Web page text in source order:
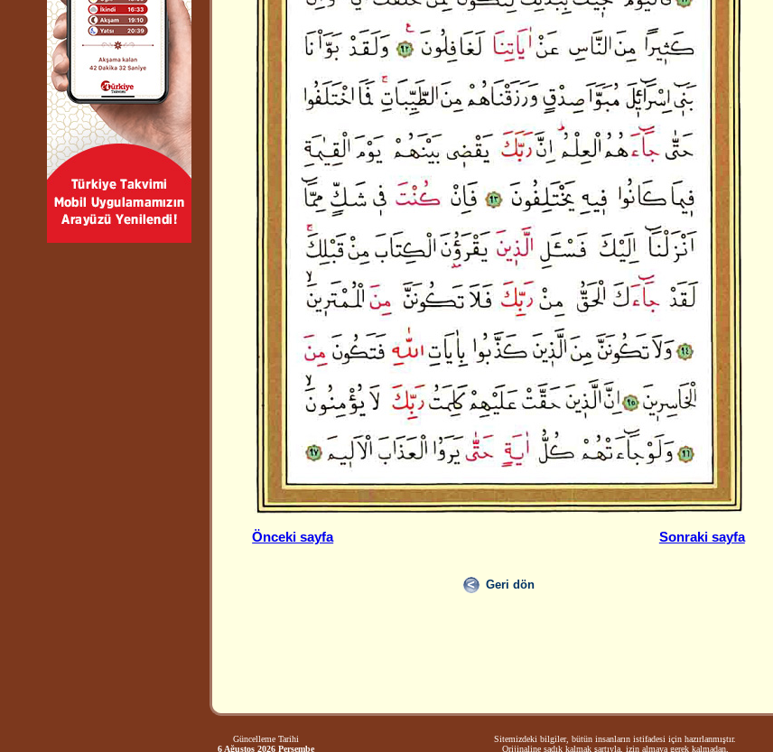
Önceki sayfa Sonraki sayfa
Geri dön
Güncelleme Tarihi
6 Ağustos 2026 Perşembe
Sitemizdeki bilgiler, bütün insanların istifadesi için hazırlanmıştır.
Orijinaline sadık kalmak şartıyla, izin almaya gerek kalmadan,